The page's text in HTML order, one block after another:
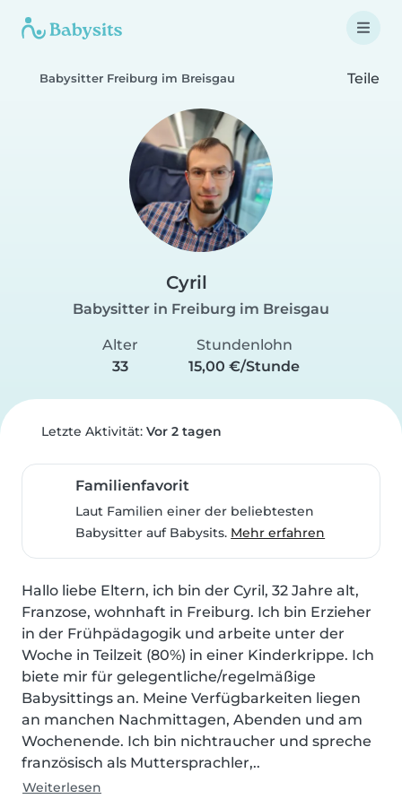
Babysitter Freiburg im Breisgau Teile
Cyril
Babysitter in Freiburg im Breisgau
Alter
33
Stundenlohn
15,00 €/Stunde
Letzte Aktivität: Vor 2 tagen
Familienfavorit
Laut Familien einer der beliebtesten
Babysitter auf Babysits. Mehr erfahren
Hallo liebe Eltern, ich bin der Cyril, 32 Jahre alt,
Franzose, wohnhaft in Freiburg. Ich bin Erzieher
in der Frühpädagogik und arbeite unter der
Woche in Teilzeit (80%) in einer Kinderkrippe. Ich
biete mir für gelegentliche/regelmäßige
Babysittings an. Meine Verfügbarkeiten liegen
an manchen Nachmittagen, Abenden und am
Wochenende. Ich bin nichtraucher und spreche
französisch als Muttersprachler,..
Weiterlesen